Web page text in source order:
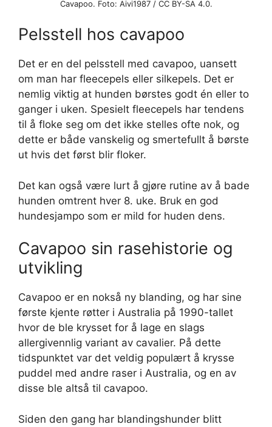
Cavapoo. Foto: Aivi1987 / CC BY-SA 4.0.
Pelsstell hos cavapoo
Det er en del pelsstell med cavapoo, uansett
om man har fleecepels eller silkepels. Det er
nemlig viktig at hunden børstes godt én eller to
ganger i uken. Spesielt fleecepels har tendens
til å floke seg om det ikke stelles ofte nok, og
dette er både vanskelig og smertefullt å børste
ut hvis det først blir floker.
Det kan også være lurt å gjøre rutine av å bade
hunden omtrent hver 8. uke. Bruk en god
hundesjampo som er mild for huden dens.
Cavapoo sin rasehistorie og
utvikling
Cavapoo er en nokså ny blanding, og har sine
første kjente røtter i Australia på 1990-tallet
hvor de ble krysset for å lage en slags
allergivennlig variant av cavalier. På dette
tidspunktet var det veldig populært å krysse
puddel med andre raser i Australia, og en av
disse ble altså til cavapoo.
Siden den gang har blandingshunder blitt